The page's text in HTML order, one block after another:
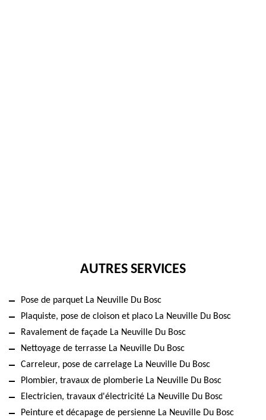
AUTRES SERVICES
Pose de parquet La Neuville Du Bosc
Plaquiste, pose de cloison et placo La Neuville Du Bosc
Ravalement de façade La Neuville Du Bosc
Nettoyage de terrasse La Neuville Du Bosc
Carreleur, pose de carrelage La Neuville Du Bosc
Plombier, travaux de plomberie La Neuville Du Bosc
Electricien, travaux d'électricité La Neuville Du Bosc
Peinture et décapage de persienne La Neuville Du Bosc